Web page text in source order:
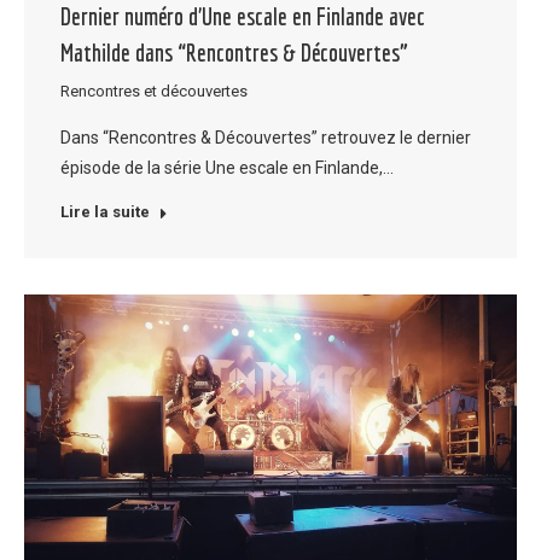
Dernier numéro d’Une escale en Finlande avec
Mathilde dans “Rencontres & Découvertes”
Rencontres et découvertes
Dans “Rencontres & Découvertes” retrouvez le dernier
épisode de la série Une escale en Finlande,…
Lire la suite